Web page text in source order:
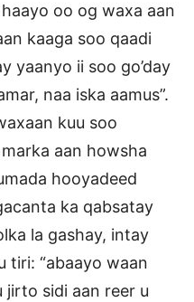
oo og waxa aan
kaaga soo qaadi
yaanyo ii soo go’day
naa iska aamus”.
kuu soo
aan howsha
hooyadeed
ka qabsatay
la gashay, intay
tiri: “abaayo waan
jirto sidi aan reer u